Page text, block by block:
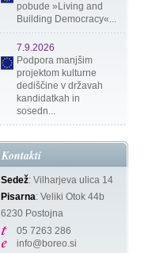
pobude »Living and
Building Democracy«...
7.9.2026
Podpora manjšim
projektom kulturne
dediščine v državah
kandidatkah in
sosedn...
Kontakti
Sedež: Vilharjeva ulica 14
Pisarna: Veliki Otok 44b
6230 Postojna
05 7263 286
info@boreo.si